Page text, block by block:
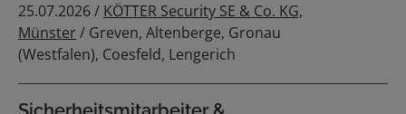
25.07.2026 / KÖTTER Security SE & Co. KG,
Münster / Greven, Altenberge, Gronau
(Westfalen), Coesfeld, Lengerich